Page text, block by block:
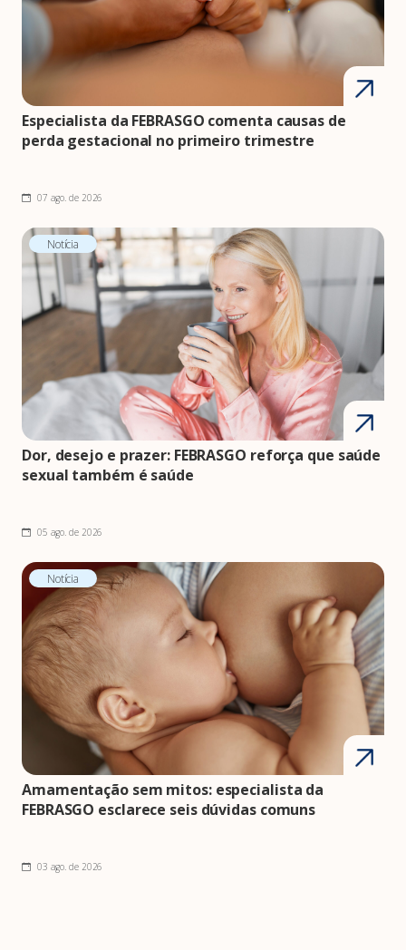
Especialista da FEBRASGO comenta causas de
perda gestacional no primeiro trimestre
07 ago. de 2026
Notícia
Dor, desejo e prazer: FEBRASGO reforça que saúde
sexual também é saúde
05 ago. de 2026
Notícia
Amamentação sem mitos: especialista da
FEBRASGO esclarece seis dúvidas comuns
03 ago. de 2026